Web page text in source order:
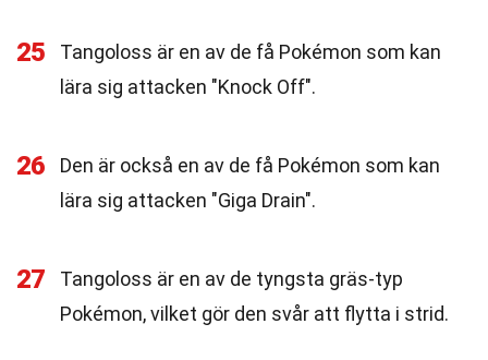
25
Tangoloss är en av de få Pokémon som kan
lära sig attacken "Knock Off".
26
Den är också en av de få Pokémon som kan
lära sig attacken "Giga Drain".
27
Tangoloss är en av de tyngsta gräs-typ
Pokémon, vilket gör den svår att flytta i strid.